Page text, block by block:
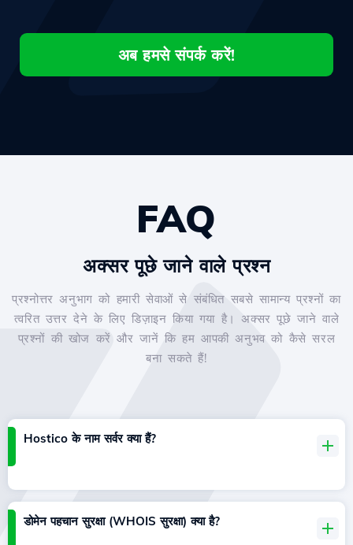
अब हमसे संपर्क करें!
FAQ
अक्सर पूछे जाने वाले प्रश्न
प्रश्नोत्तर अनुभाग को हमारी सेवाओं से संबंधित सबसे सामान्य प्रश्नों का
त्वरित उत्तर देने के लिए डिज़ाइन किया गया है। अक्सर पूछे जाने वाले
प्रश्नों की खोज करें और जानें कि हम आपकी अनुभव को कैसे सरल
बना सकते हैं!
Hostico के नाम सर्वर क्या हैं?
डोमेन पहचान सुरक्षा (WHOIS सुरक्षा) क्या है?